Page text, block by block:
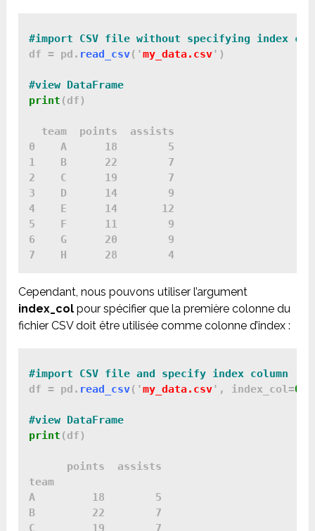
#import CSV file without specifying index
df = pd. read_csv('my_data.csv')
#view DataFrame
print (df)
  team  points  assists
0    A      18        5
1    B      22        7
2    C      19        7
3    D      14        9
4    E      14       12
5    F      11        9
6    G      20        9
Cependant, nous pouvons utiliser l’argument
index_col pour spécifier que la première colonne du
fichier CSV doit être utilisée comme colonne d’index :
#import CSV file and specify index column
df = pd. read_csv('my_data.csv', index_col=0
#view DataFrame
print (df)
      points  assists
team
A         18        5
B         22        7
C         19        7